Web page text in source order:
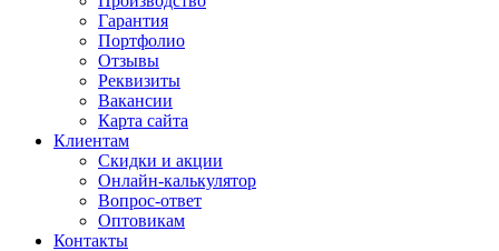
Гарантия
Портфолио
Отзывы
Реквизиты
Вакансии
Карта сайта
Клиентам
Скидки и акции
Онлайн-калькулятор
Вопрос-ответ
Оптовикам
Контакты